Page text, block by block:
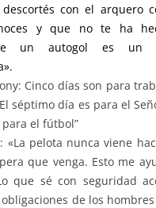
con el arquero
y que no te ha
un autogol es un
Cinco días son para
séptimo día es para el
para el fútbol”
«La pelota nunca viene
que venga. Esto me
que sé con seguridad
de los